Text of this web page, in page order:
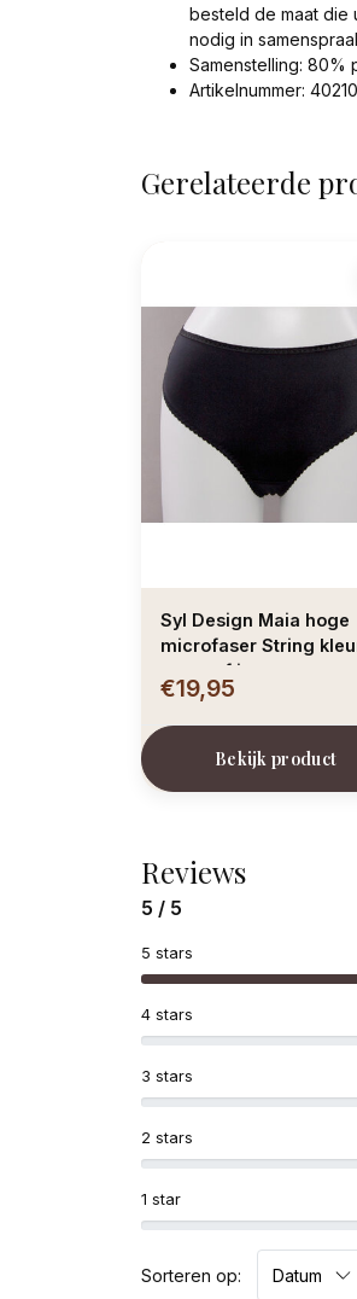
besteld de maat die
nodig in
Samenstelling: 80%
Artikelnummer:
Gerelateerde
Syl Design Maia hoge
microfaser String kleur
zwart of ivoor
€19,95
Bekijk product
Reviews
5 / 5
1 star
2 stars
3 stars
4 stars
5 stars
Sorteren op: